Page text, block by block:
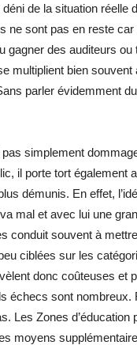
de la situation réelle
ne sont pas en reste
gagner des auditeurs ou
multiplient bien souvent
parler évidemment
pas simplement
il porte tort également
démunis. En effet,
mal et avec lui une
conduit souvent à
ciblées sur les
donc coûteuses et
échecs sont nombreux.
Les Zones d’éducation
moyens